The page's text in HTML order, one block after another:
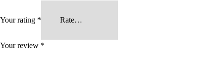
Your rating *
Your review *